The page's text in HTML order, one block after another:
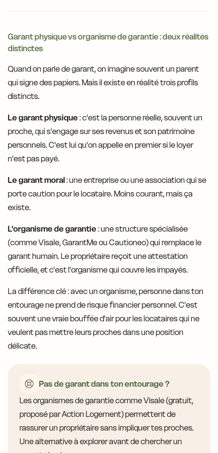
Garant physique vs organisme de garantie : deux réalités
distinctes
Quand on parle de garant, on imagine souvent un parent
qui signe des papiers. Mais il existe en réalité trois profils
distincts.
Le garant physique: c'est la personne réelle, souvent un
proche, qui s'engage sur ses revenus et son patrimoine
personnels. C'est lui qu'on appelle en premier si le loyer
n'est pas payé.
Le garant moral: une entreprise ou une association qui se
porte caution pour le locataire. Moins courant, mais ça
existe.
L'organisme de garantie: une structure spécialisée
(comme Visale, GarantMe ou Cautioneo) qui remplace le
garant humain. Le propriétaire reçoit une attestation
officielle, et c'est l'organisme qui couvre les impayés.
La différence clé : avec un organisme, personne dans ton
entourage ne prend de risque financier personnel. C'est
souvent une vraie bouffée d'air pour les locataires qui ne
veulent pas mettre leurs proches dans une position
délicate.
Pas de garant dans ton entourage ?
Les organismes de garantie comme Visale (gratuit,
proposé par Action Logement) permettent de
rassurer un propriétaire sans impliquer tes proches.
Une alternative à explorer avant de chercher un